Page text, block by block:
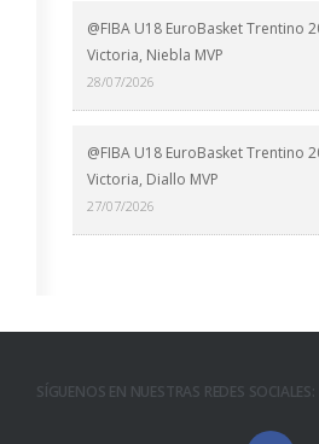
@FIBA U18 EuroBasket Trentino
Victoria, Niebla MVP
28/07/2026
@FIBA U18 EuroBasket Trentino
Victoria, Diallo MVP
27/07/2026
SÍGUENOS EN NUESTRAS REDES SOCIALES: